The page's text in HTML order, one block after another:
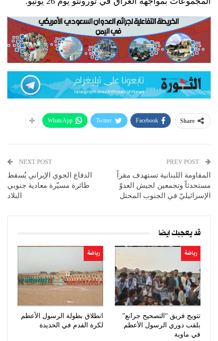
Share
Facebook
Twitter
WhatsApp
المقاومة اللبنانية تستهدف مقراً
مستحدثاً وتجمعين لجيش العدوّ
الإسرائيليّ في الجنوب المحتل
NEXT POST
الدفاع الجوي الإيراني يُسقط
طائرة مسيّرة معادية جنوبي
البلاد
قد يعجبك ايضا
رياضة
تتويج فريق “التصحيح جرانع”
بلقب دوري الرسول الأعظم
في ماوية
رياضة
انطلاق بطولة الرسول الأعظم
لكرة القدم في الحديدة